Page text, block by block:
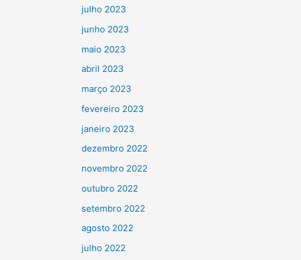
julho 2023
junho 2023
maio 2023
abril 2023
março 2023
fevereiro 2023
janeiro 2023
dezembro 2022
novembro 2022
outubro 2022
setembro 2022
agosto 2022
julho 2022